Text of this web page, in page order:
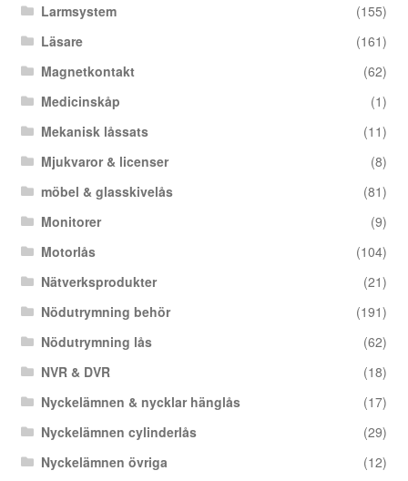
Larmsystem
(155)
Läsare
(161)
Magnetkontakt
(62)
Medicinskåp
(1)
Mekanisk låssats
(11)
Mjukvaror & licenser
(8)
möbel & glasskivelås
(81)
Monitorer
(9)
Motorlås
(104)
Nätverksprodukter
(21)
Nödutrymning behör
(191)
Nödutrymning lås
(62)
NVR & DVR
(18)
Nyckelämnen & nycklar hänglås
(17)
Nyckelämnen cylinderlås
(29)
Nyckelämnen övriga
(12)